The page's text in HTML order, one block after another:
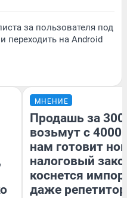
за пользователя под
переходить на Android
МНЕНИЕ
Продашь за
возьмут с
нам готовит
налоговый
коснется
даже